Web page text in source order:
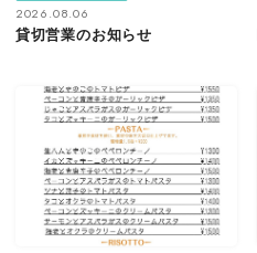
2026.08.06
貸切営業のお知らせ